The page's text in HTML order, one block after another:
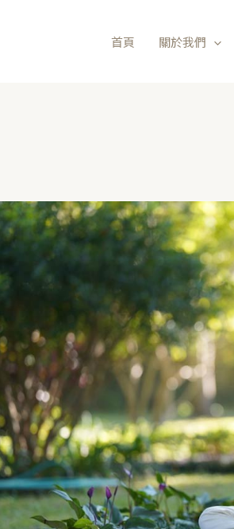
首頁 關於我們